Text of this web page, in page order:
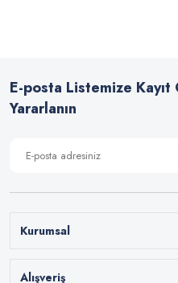
E-posta Listemize
Yararlanın
Kurumsal
Alışveriş